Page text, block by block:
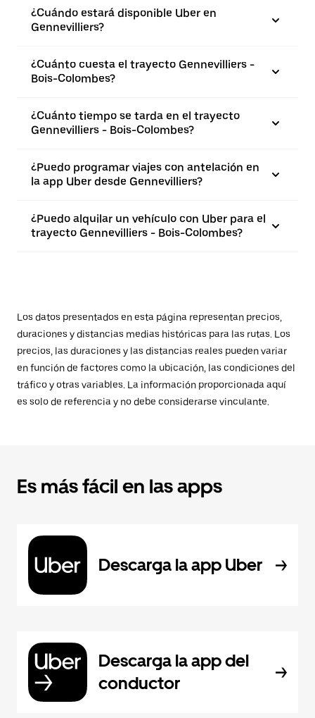
¿Cuándo estará disponible Uber en
Gennevilliers?
¿Cuánto cuesta el trayecto Gennevilliers -
Bois-Colombes?
¿Cuánto tiempo se tarda en el trayecto
Gennevilliers - Bois-Colombes?
¿Puedo programar viajes con antelación en
la app Uber desde Gennevilliers?
¿Puedo alquilar un vehículo con Uber para el
trayecto Gennevilliers - Bois-Colombes?
Los datos presentados en esta página representan precios,
duraciones y distancias medias históricas para las rutas. Los
precios, las duraciones y las distancias reales pueden variar
en función de factores como la ubicación, las condiciones del
tráfico y otras variables. La información proporcionada aquí
es solo de referencia y no debe considerarse vinculante.
Es más fácil en las apps
Descarga la app Uber
Descarga la app del
conductor